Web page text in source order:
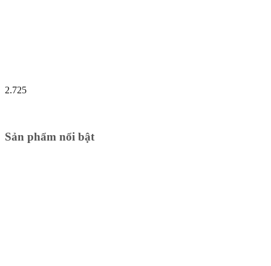
2.725
Sản phẩm nổi bật